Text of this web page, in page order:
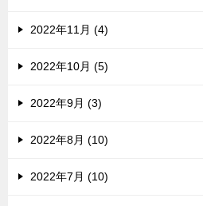
2022年11月 (4)
2022年10月 (5)
2022年9月 (3)
2022年8月 (10)
2022年7月 (10)